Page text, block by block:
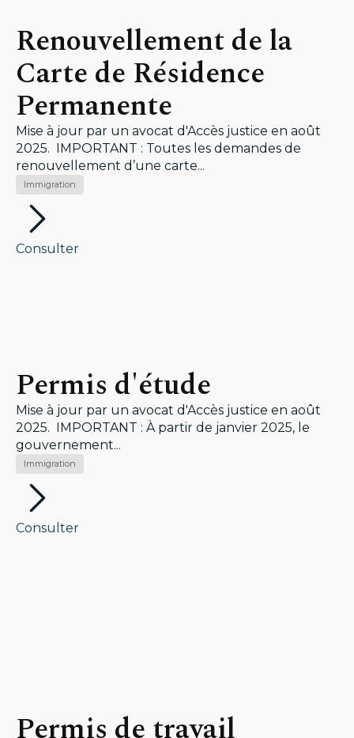
Renouvellement de la
Carte de Résidence
Permanente
Mise à jour par un avocat d'Accès justice en août
2025. IMPORTANT : Toutes les demandes de
renouvellement d’une carte...
Immigration
Consulter
Permis d'étude
Mise à jour par un avocat d'Accès justice en août
2025. IMPORTANT : À partir de janvier 2025, le
gouvernement...
Immigration
Consulter